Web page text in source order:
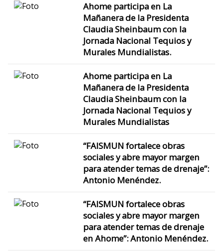
Ahome participa en La
Mañanera de la Presidenta
Claudia Sheinbaum con la
Jornada Nacional Tequios y
Murales Mundialistas.
Ahome participa en La
Mañanera de la Presidenta
Claudia Sheinbaum con la
Jornada Nacional Tequios y
Murales Mundialistas
“FAISMUN fortalece obras
sociales y abre mayor margen
para atender temas de drenaje”:
Antonio Menéndez.
“FAISMUN fortalece obras
sociales y abre mayor margen
para atender temas de drenaje
en Ahome”: Antonio Menéndez.